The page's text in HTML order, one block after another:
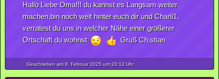
Hallo Liebe Oma!!! du kannst es Langsam weiter
machen,bin noch weit hinter euch dir und Charli1,
verratest du uns in welcher Nähe einer größerer
Ortschaft du wohnst
Gruß Ch.stian
Geschrieben am 8. Februar2025um 20:13 Uhr